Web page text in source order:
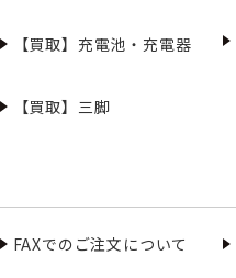
【買取】充電池・充電器
【買取】三脚
FAXでのご注文について